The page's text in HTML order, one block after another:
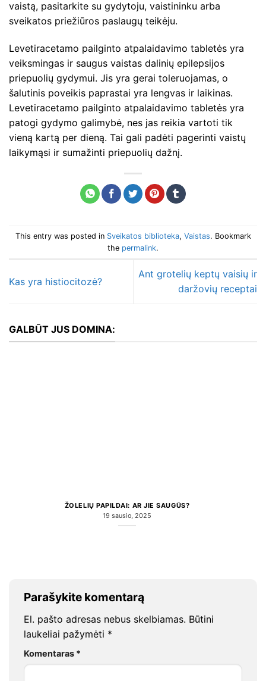
vaistą, pasitarkite su gydytoju, vaistininku arba
sveikatos priežiūros paslaugų teikėju.
Levetiracetamo pailginto atpalaidavimo tabletės yra
veiksmingas ir saugus vaistas dalinių epilepsijos
priepuolių gydymui. Jis yra gerai toleruojamas, o
šalutinis poveikis paprastai yra lengvas ir laikinas.
Levetiracetamo pailginto atpalaidavimo tabletės yra
patogi gydymo galimybė, nes jas reikia vartoti tik
vieną kartą per dieną. Tai gali padėti pagerinti vaistų
laikymąsi ir sumažinti priepuolių dažnį.
This entry was posted in Sveikatos biblioteka, Vaistas. Bookmark
the permalink.
Kas yra histiocitozė?
Ant grotelių keptų vaisių ir
daržovių receptai
GALBŪT JUS DOMINA:
ŽOLELIŲ PAPILDAI: AR JIE SAUGŪS?
19 sausio, 2025
Parašykite komentarą
El. pašto adresas nebus skelbiamas. Būtini
laukeliai pažymėti *
Komentaras *